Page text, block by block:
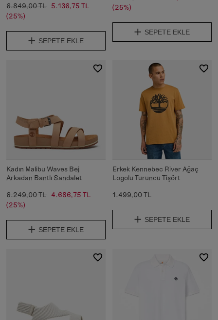
6.849,00 TL 5.136,75 TL
(25%)
SEPETE EKLE
(25%)
SEPETE EKLE
Kadın Malibu Waves Bej
Arkadan Bantlı Sandalet
6.249,00 TL 4.686,75 TL
(25%)
SEPETE EKLE
Erkek Kennebec River Ağaç
Logolu Turuncu Tişört
1.499,00 TL
SEPETE EKLE